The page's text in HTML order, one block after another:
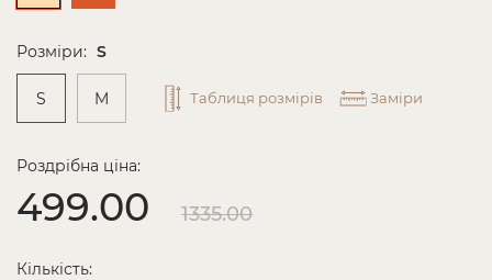
Розміри: S
S M Таблиця розмірів Заміри
Роздрібна ціна:
499.00 1335.00
Кількість: